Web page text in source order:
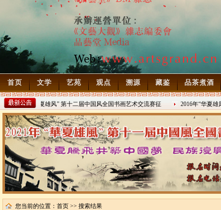
首页 文学 艺苑 观点 溯源 藏鉴 品茶煮酒
2022年“华夏雄风” 第十二届中国风全国书画艺术交流赛征
2021/8/15
2016年“华夏雄
2016/8/27
您当前的位置： 首页 >> 搜索结果